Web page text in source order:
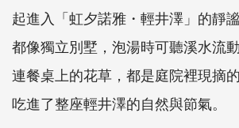
起進入「虹夕諾雅・輕井澤」的靜
都像獨立別墅，泡湯時可聽溪水流
連餐桌上的花草，都是庭院裡現摘
吃進了整座輕井澤的自然與節氣。